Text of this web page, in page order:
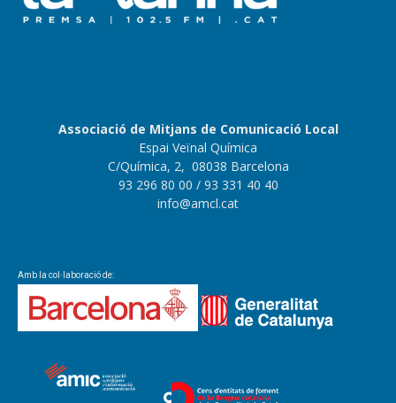
Associació de Mitjans de Comunicació Local
Espai Veïnal Química
C/Química, 2, 08038 Barcelona
93 296 80 00 / 93 331 40 40
info@amcl.cat
Amb la col·laboració de: